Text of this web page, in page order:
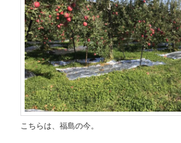
こちらは、福島の今。